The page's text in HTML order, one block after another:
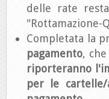
delle rate
Completata la
pagamento,
riporteranno
per le